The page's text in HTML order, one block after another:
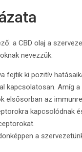
a CBD olaj a
nevezzük.
fejtik ki pozitív
kapcsolatosan. Amíg
elsősorban az
kapcsolódnak
a